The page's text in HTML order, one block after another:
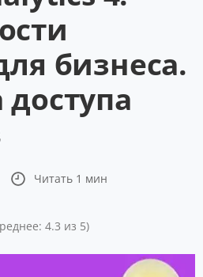
бизнеса.
Читать 1 мин
4.3 из 5)